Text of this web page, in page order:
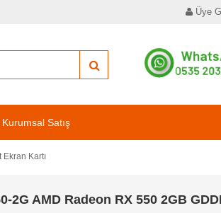
Üye
Kurumsal Satış
Kartı
2G AMD Radeon RX 550 2GB